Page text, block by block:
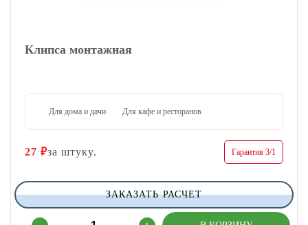
Клипса монтажная
Для дома и дачи Для кафе и ресторанов
27 ₽за штуку. Гарантия 3/1
ЗАКАЗАТЬ РАСЧЕТ